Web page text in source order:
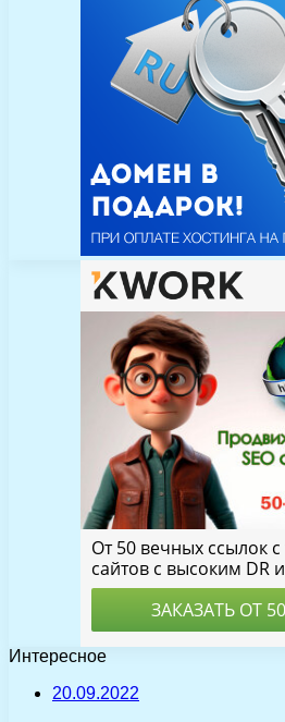
Интересное
20.09.2022